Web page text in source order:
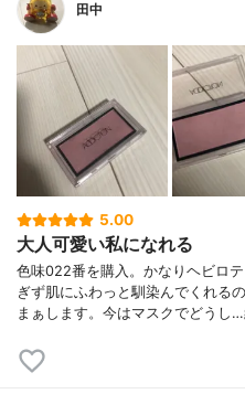
田中
5.00
大人可愛い私になれる
色味022番を購入。かなりヘビロ
ぎず肌にふわっと馴染んでくれる
まぁします。今はマスクでどうし…